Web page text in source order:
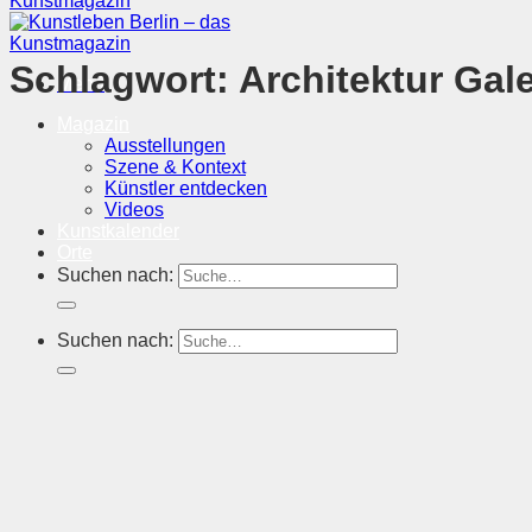
Menü
Ausstellungen
Szene & Kontext
Künstler entdecken
Videos
Suchen nach:
Suchen nach:
Schlagwort: Architektur